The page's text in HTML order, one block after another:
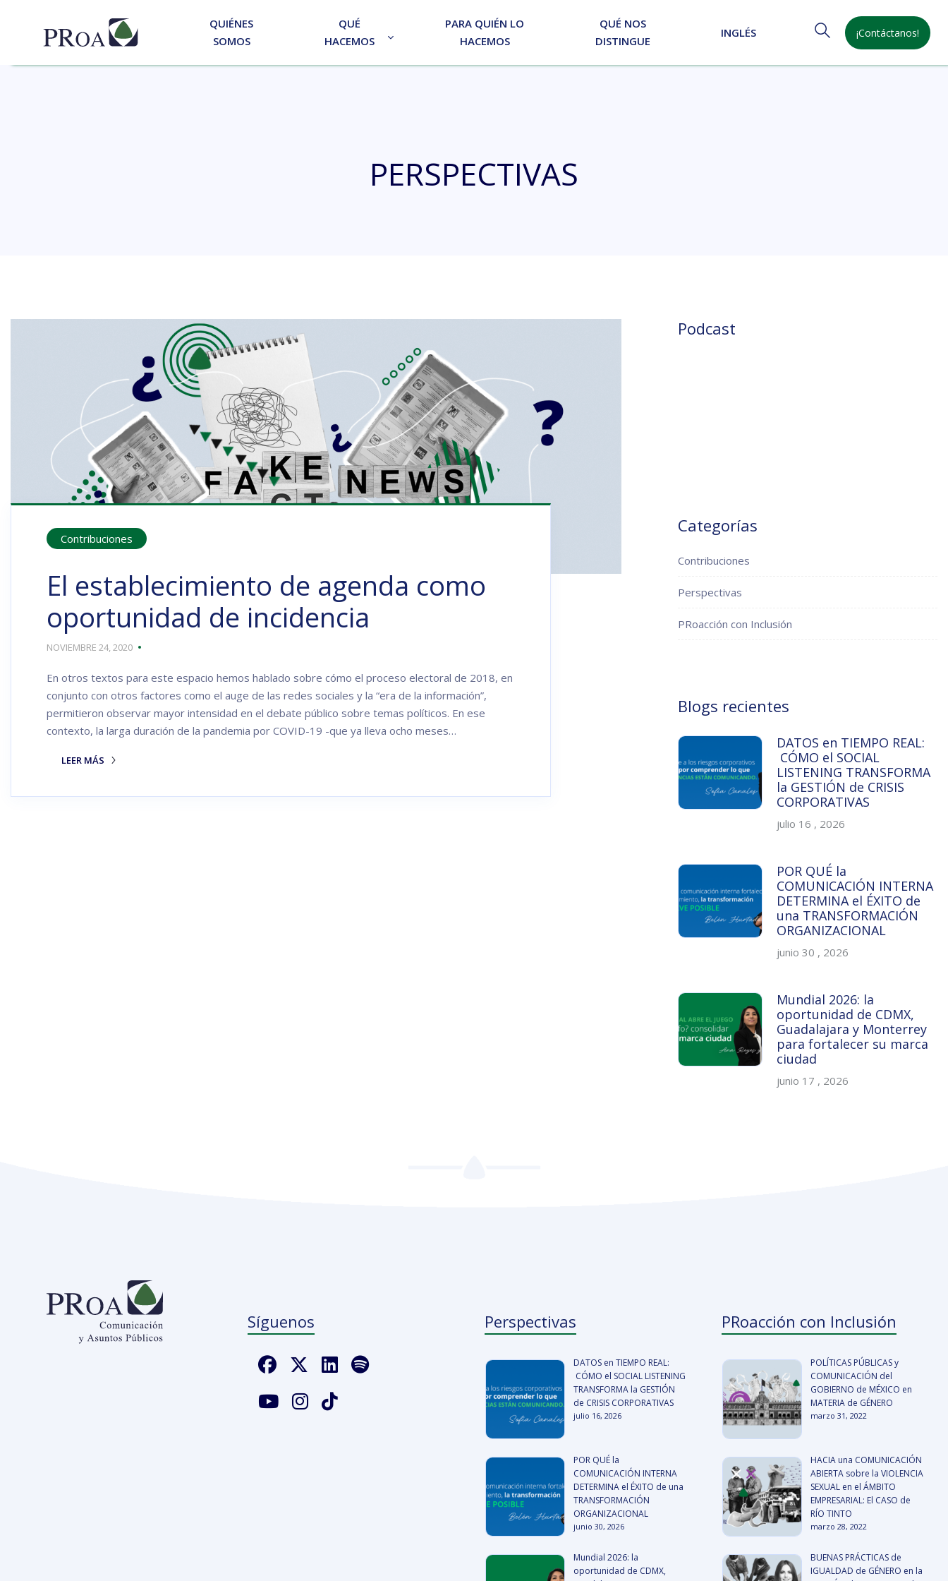
QUIÉNES
SOMOS
QUÉ
HACEMOS
PARA QUIÉN LO
HACEMOS
QUÉ NOS
DISTINGUE
INGLÉS ¡Contáctanos!
PERSPECTIVAS
Contribuciones
El establecimiento de agenda como
oportunidad de incidencia
NOVIEMBRE 24, 2020
En otros textos para este espacio hemos hablado sobre cómo el proceso electoral de 2018, en
conjunto con otros factores como el auge de las redes sociales y la “era de la información”,
permitieron observar mayor intensidad en el debate público sobre temas políticos. En ese
contexto, la larga duración de la pandemia por COVID-19 -que ya lleva ocho meses…
LEER MÁS
Podcast
Categorías
Contribuciones
Perspectivas
PRoacción con Inclusión
Blogs recientes
DATOS en TIEMPO REAL:
CÓMO el SOCIAL
LISTENING TRANSFORMA
la GESTIÓN de CRISIS
CORPORATIVAS
julio 16 , 2026
POR QUÉ la
COMUNICACIÓN INTERNA
DETERMINA el ÉXITO de
una TRANSFORMACIÓN
ORGANIZACIONAL
junio 30 , 2026
Mundial 2026: la
oportunidad de CDMX,
Guadalajara y Monterrey
para fortalecer su marca
ciudad
junio 17 , 2026
Síguenos Perspectivas
DATOS en TIEMPO REAL:
CÓMO el SOCIAL LISTENING
TRANSFORMA la GESTIÓN
de CRISIS CORPORATIVAS
julio 16, 2026
POR QUÉ la
COMUNICACIÓN INTERNA
DETERMINA el ÉXITO de una
TRANSFORMACIÓN
ORGANIZACIONAL
junio 30, 2026
Mundial 2026: la
oportunidad de CDMX,
PRoacción con Inclusión
POLÍTICAS PÚBLICAS y
COMUNICACIÓN del
GOBIERNO de MÉXICO en
MATERIA de GÉNERO
marzo 31, 2022
HACIA una COMUNICACIÓN
ABIERTA sobre la VIOLENCIA
SEXUAL en el ÁMBITO
EMPRESARIAL: El CASO de
RÍO TINTO
marzo 28, 2022
BUENAS PRÁCTICAS de
IGUALDAD de GÉNERO en la